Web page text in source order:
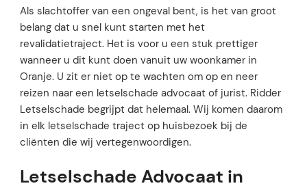
Als slachtoffer van een ongeval bent, is het van groot
belang dat u snel kunt starten met het
revalidatietraject. Het is voor u een stuk prettiger
wanneer u dit kunt doen vanuit uw woonkamer in
Oranje. U zit er niet op te wachten om op en neer
reizen naar een letselschade advocaat of jurist. Ridder
Letselschade begrijpt dat helemaal. Wij komen daarom
in elk letselschade traject op huisbezoek bij de
cliënten die wij vertegenwoordigen.
Letselschade Advocaat in